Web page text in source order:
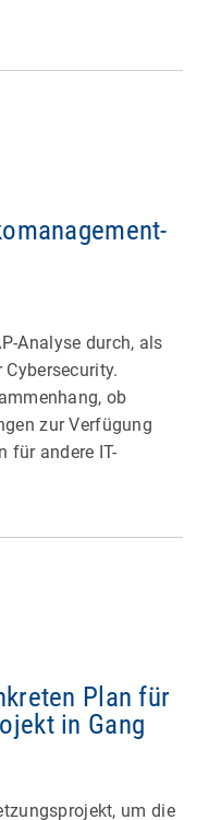
Analyse durch, als
ob
zur Verfügung
für andere IT-
Plan für
in Gang
um die